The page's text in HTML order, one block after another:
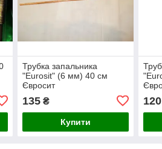
Трубка запальника
"Eurosit" (6 мм) 40 см
Євросит
135₴
Купити
120